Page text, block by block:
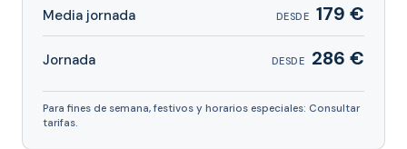
Media jornada DESDE 179 €
Jornada DESDE 286 €
Para fines de semana, festivos y horarios especiales: Consultar
tarifas.